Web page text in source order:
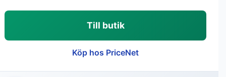
Till butik
Köp hos PriceNet